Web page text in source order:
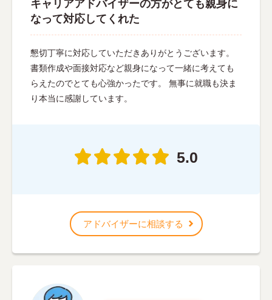
キャリアアドバイザーの方がとても親身に
なって対応してくれた
懇切丁寧に対応していただきありがとうございます。
書類作成や面接対応など親身になって一緒に考えても
らえたのでとても心強かったです。 無事に就職も決ま
り本当に感謝しています。
5.0
アドバイザーに相談する